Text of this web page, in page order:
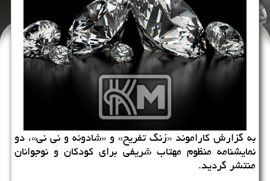
به گزارش كاراموند «زنگ تفریح» و «شادونه و نی نی»، دو
نمایشنامه منظوم مهتاب شریفی برای كودكان و نوجوانان
منتشر گردید.